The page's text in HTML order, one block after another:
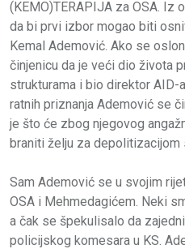
(KEMO)TERAPIJA za OSA.
da bi prvi izbor mogao biti
Kemal Ademović. Ako se
činjenicu da je veći dio života
strukturama i bio direktor AID-
ratnih priznanja Ademović se
je što će zbog njegovog
braniti želju za depolitizacijom
Sam Ademović se u svojim
OSA i Mehmedagićem. Neki
a čak se špekulisalo da
policijskog komesara u KS.